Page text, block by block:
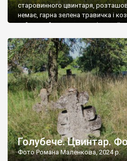
старовинного цвинтаря,
немає, гарна зелена травичка і
найкращий регулятор шкідливої,
бруньками, кози ті бруньки
делікатес. На цвинтарі у
різноманітних форм хрестів.
Голубече. Цвинтар.
Фото Романа Маленкова, 2024 р.